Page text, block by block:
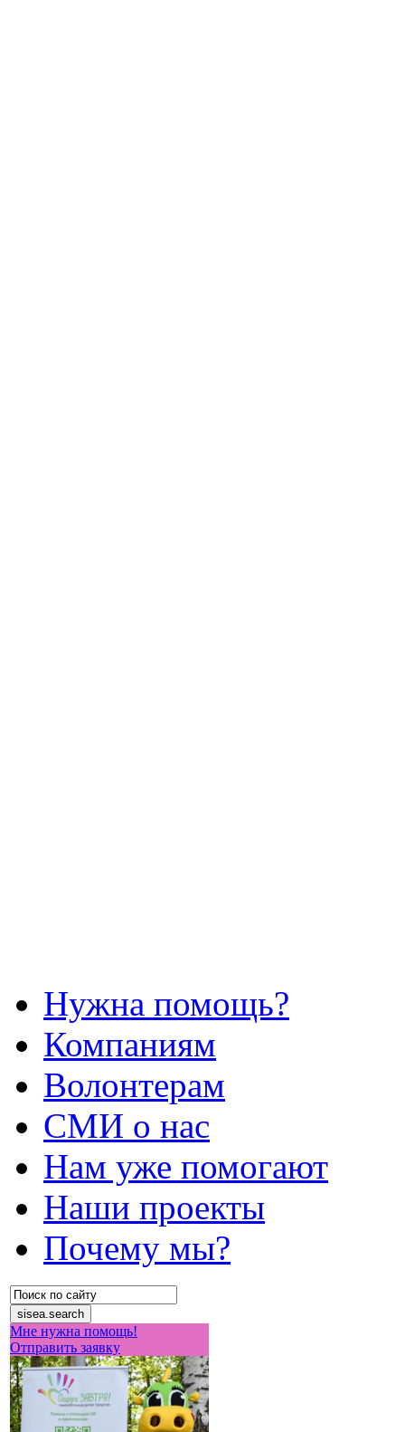
Нужна помощь?
Компаниям
Волонтерам
СМИ о нас
Нам уже помогают
Наши проекты
Почему мы?
Мне нужна помощь!
Отправить заявку